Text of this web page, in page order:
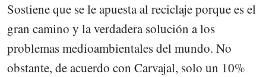
Sostiene que se le apuesta al reciclaje porque es el
gran camino y la verdadera solución a los
problemas medioambientales del mundo. No
obstante, de acuerdo con Carvajal, solo un 10%